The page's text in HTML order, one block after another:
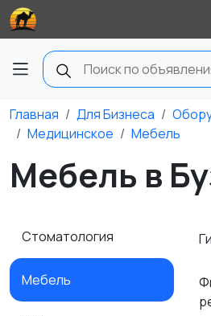
Главная Для Бизнеса
Медицинское
Мебель
Мебель в
Стоматология
Мебель